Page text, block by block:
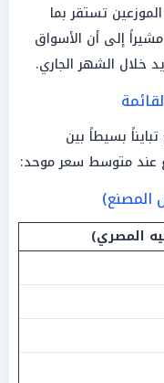
تستقر بما
إلى نحو 40000 جنيه، مشيراً إلى أن الأسواق
خلال الشهر الجاري.
بسيطاً بين
عند متوسط سعر موحد:
المصري)